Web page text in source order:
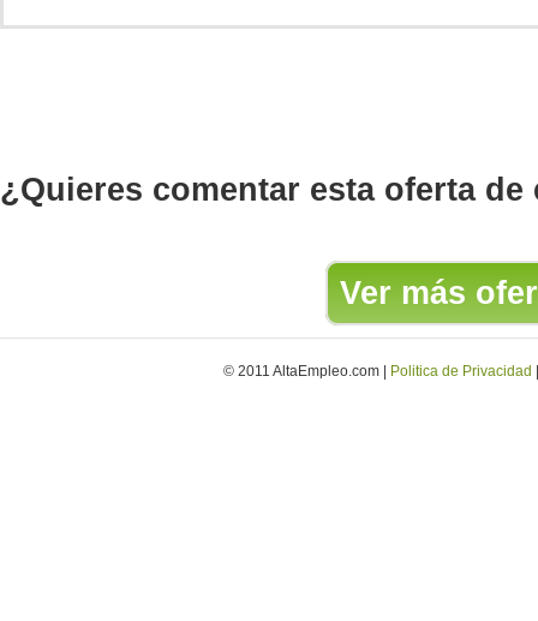
¿Quieres comentar esta oferta de
Ver más
© 2011 AltaEmpleo.com | Politica de Privacidad